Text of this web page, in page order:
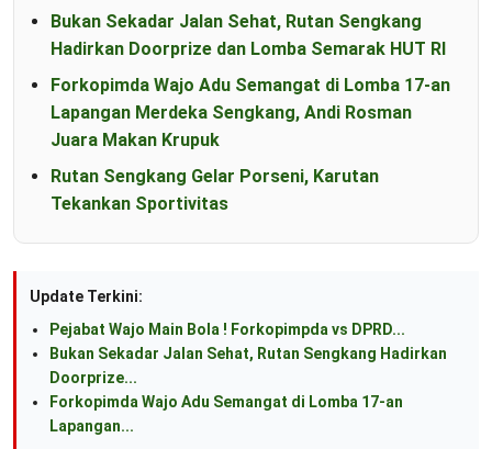
Bukan Sekadar Jalan Sehat, Rutan Sengkang
Hadirkan Doorprize dan Lomba Semarak HUT RI
Forkopimda Wajo Adu Semangat di Lomba 17-an
Lapangan Merdeka Sengkang, Andi Rosman
Juara Makan Krupuk
Rutan Sengkang Gelar Porseni, Karutan
Tekankan Sportivitas
Update Terkini:
Pejabat Wajo Main Bola ! Forkopimpda vs DPRD...
Bukan Sekadar Jalan Sehat, Rutan Sengkang Hadirkan
Doorprize...
Forkopimda Wajo Adu Semangat di Lomba 17-an
Lapangan...